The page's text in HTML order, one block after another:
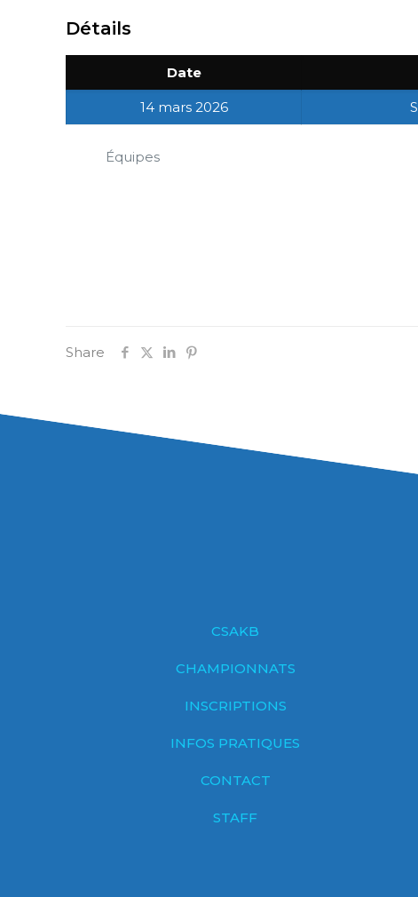
Détails
Date
14 mars 2026
Équipes
Share
CSAKB
CHAMPIONNATS
INSCRIPTIONS
INFOS PRATIQUES
CONTACT
STAFF